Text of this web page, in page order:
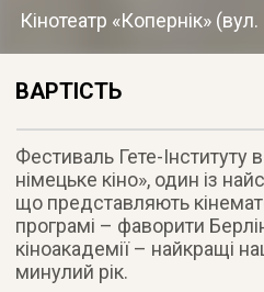
Кінотеатр «Копернік» (вул.
ВАРТІСТЬ
Фестиваль Гете-Інституту
німецьке кіно», один із
що представляють
програмі – фаворити
кіноакадемії – найкращі
минулий рік.